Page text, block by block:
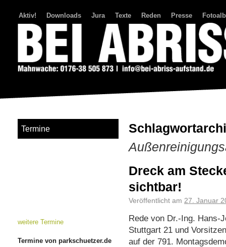
Aktiv! Downloads Jura Texte Reden Presse
Dreck am
sichtbar!
Veröffentlicht am 27. Januar
Rede von Dr.-Ing. Hans-
Stuttgart 21 und
auf der 791.
Termine
weitere Termine
Termine von parkschuetzer.de